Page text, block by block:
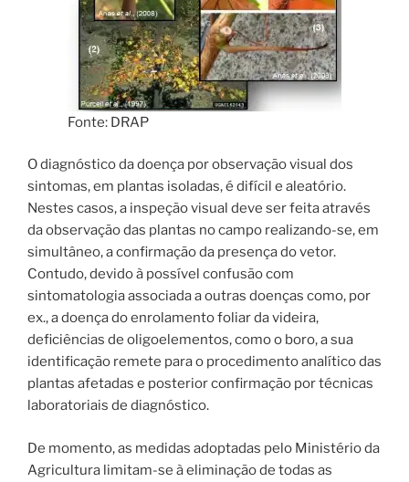
Fonte: DRAP
O diagnóstico da doença por observação visual dos
sintomas, em plantas isoladas, é difícil e aleatório.
Nestes casos, a inspeção visual deve ser feita através
da observação das plantas no campo realizando-se, em
simultâneo, a confirmação da presença do vetor.
Contudo, devido à possível confusão com
sintomatologia associada a outras doenças como, por
ex., a doença do enrolamento foliar da videira,
deficiências de oligoelementos, como o boro, a sua
identificação remete para o procedimento analítico das
plantas afetadas e posterior confirmação por técnicas
laboratoriais de diagnóstico.
De momento, as medidas adoptadas pelo Ministério da
Agricultura limitam-se à eliminação de todas as